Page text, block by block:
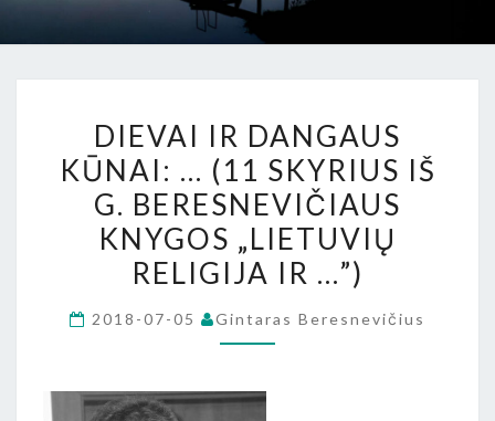
IR
DANGAUS
KŪNAI:
…
(11
SKYRIUS
IŠ
G.
KNYGOS
DIEVAI IR DANGAUS
KŪNAI: … (11 SKYRIUS IŠ
G. BERESNEVIČIAUS
KNYGOS „LIETUVIŲ
RELIGIJA IR …”)
2018-07-05 Gintaras Beresnevičius